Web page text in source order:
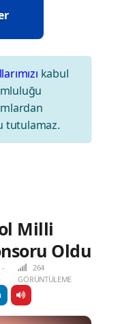
kabul
tutulamaz.
Milli
Oldu
-
264
GÖRÜNTÜLEME